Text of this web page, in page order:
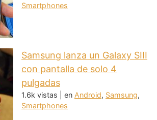
Smartphones
Samsung lanza un Galaxy SIII
con pantalla de solo 4
pulgadas
1.6k vistas en Android, Samsung,
Smartphones